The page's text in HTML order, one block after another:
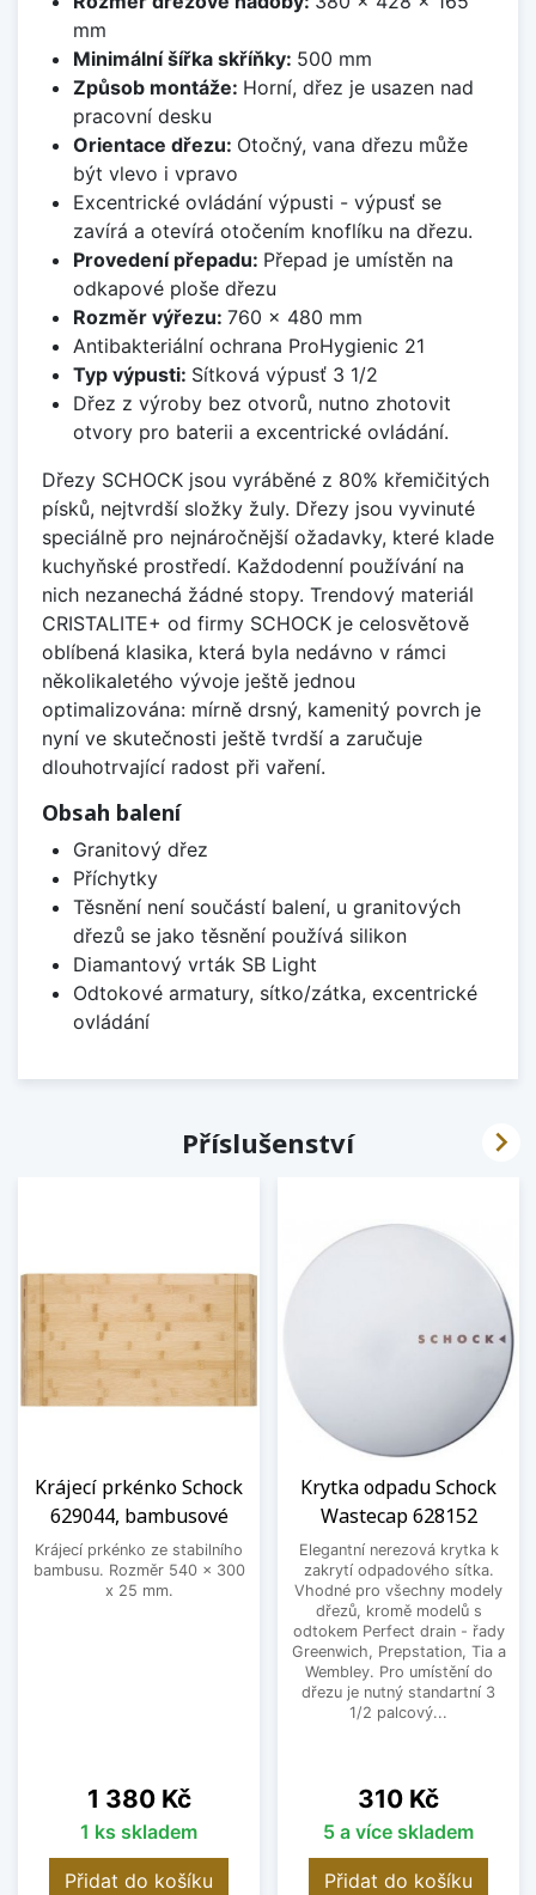
mm
Minimální šířka skříňky: 500 mm
Způsob montáže: Horní, dřez je usazen nad
pracovní desku
Orientace dřezu: Otočný, vana dřezu může
být vlevo i vpravo
Excentrické ovládání výpusti - výpusť se
zavírá a otevírá otočením knoflíku na dřezu.
Provedení přepadu: Přepad je umístěn na
odkapové ploše dřezu
Rozměr výřezu: 760 x 480 mm
Antibakteriální ochrana ProHygienic 21
Typ výpusti: Sítková výpusť 3 1/2
Dřez z výroby bez otvorů, nutno zhotovit
otvory pro baterii a excentrické ovládání.
Dřezy SCHOCK jsou vyráběné z 80% křemičitých
písků, nejtvrdší složky žuly. Dřezy jsou vyvinuté
speciálně pro nejnáročnější ožadavky, které klade
kuchyňské prostředí. Každodenní používání na
nich nezanechá žádné stopy. Trendový materiál
CRISTALITE+ od firmy SCHOCK je celosvětově
oblíbená klasika, která byla nedávno v rámci
několikaletého vývoje ještě jednou
optimalizována: mírně drsný, kamenitý povrch je
nyní ve skutečnosti ještě tvrdší a zaručuje
dlouhotrvající radost při vaření.
Obsah balení
Granitový dřez
Příchytky
Těsnění není součástí balení, u granitových
dřezů se jako těsnění používá silikon
Diamantový vrták SB Light
Odtokové armatury, sítko/zátka, excentrické
ovládání
Příslušenství
Krájecí prkénko Schock
629044, bambusové
Krájecí prkénko ze stabilního
bambusu. Rozměr 540 x 300
x 25 mm.
Cena
1 380 Kč
1 ks skladem
Přidat do košíku
Krytka odpadu Schock
Wastecap 628152
Elegantní nerezová krytka k
zakrytí odpadového sítka.
Vhodné pro všechny modely
dřezů, kromě modelů s
odtokem Perfect drain - řady
Greenwich, Prepstation, Tia a
Wembley. Pro umístění do
dřezu je nutný standartní 3
1/2 palcový...
Cena
310 Kč
5 a více skladem
Přidat do košíku
